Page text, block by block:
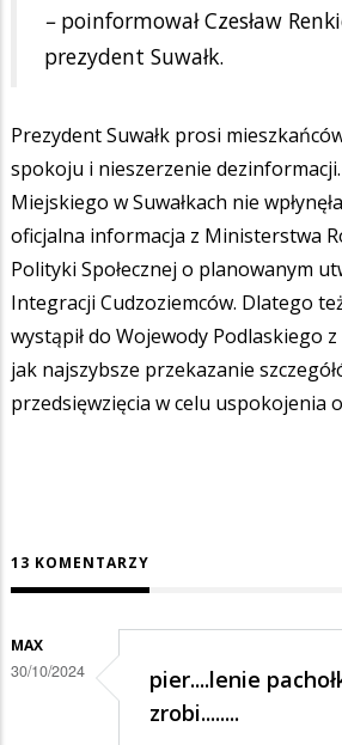
–poinformował Czesław
prezydent Suwałk.
Prezydent Suwałk prosi
spokoju i nieszerzenie
Miejskiego w Suwałkach nie
oficjalna informacja z Ministerstwa
Polityki Społecznej o planowanym
Integracji Cudzoziemców. Dlatego
wystąpił do Wojewody Podlaskiego
jak najszybsze przekazanie
przedsięwzięcia w celu uspokojenia
13 KOMENTARZY
MAX
30/10/2024
pier....lenie
zrobi........